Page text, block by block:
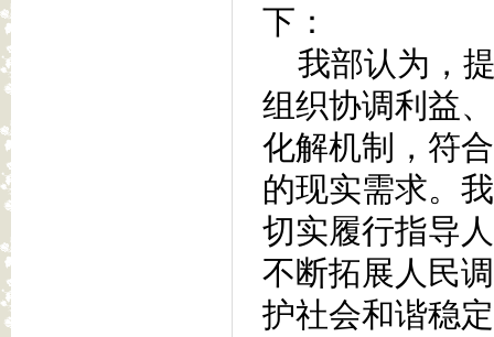
下：
我部认为，
组织协调利益
化解机制，符
的现实需求。
切实履行指导
不断拓展人民
护社会和谐稳